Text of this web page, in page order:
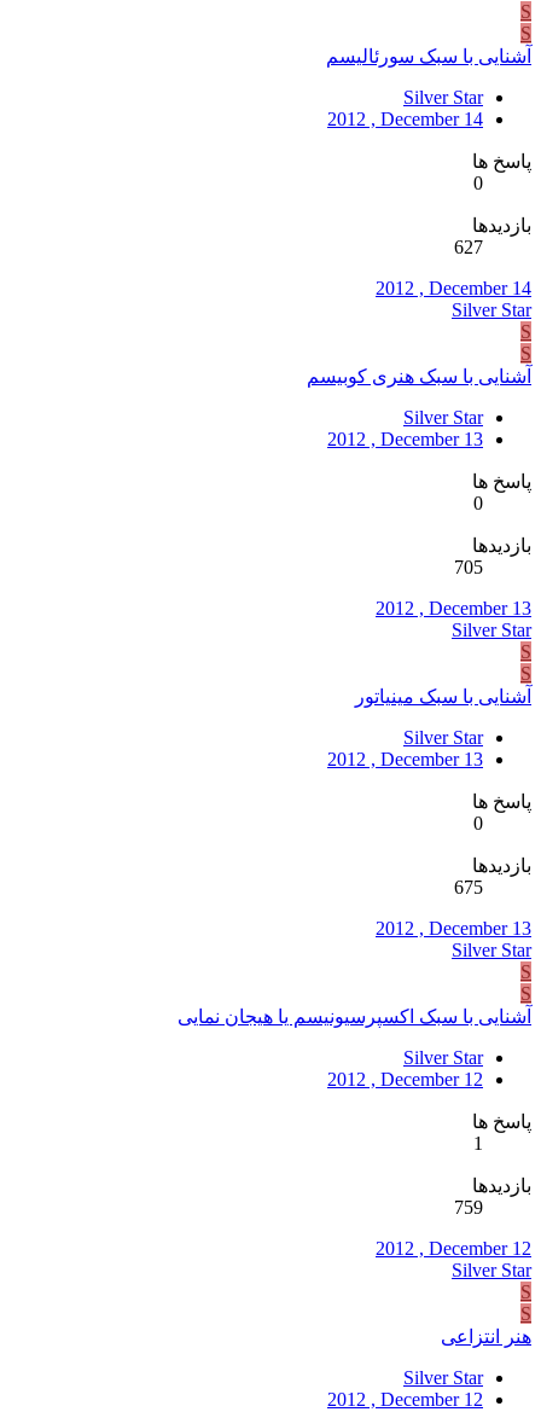
S
S
آشنایی با سبک سورئالیسم
Silver Star
2012 , December 14
پاسخ ها
0
بازدیدها
627
2012 , December 14
Silver Star
S
S
آشنایی با سبک هنری کوبیسم
Silver Star
2012 , December 13
پاسخ ها
0
بازدیدها
705
2012 , December 13
Silver Star
S
S
آشنایی با سبک مینیاتور
Silver Star
2012 , December 13
پاسخ ها
0
بازدیدها
675
2012 , December 13
Silver Star
S
S
آشنایی با سبک اکسپرسیونیسم یا هیجان نمایی
Silver Star
2012 , December 12
پاسخ ها
1
بازدیدها
759
2012 , December 12
Silver Star
S
S
هنر انتزاعی
Silver Star
2012 , December 12